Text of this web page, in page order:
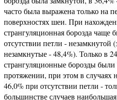
часто была выражена только на
поверхностях шеи. При
странгуляционная борозда чаще
отсутствии петли - незамкнутой
незамкнутые - 48,4%). Только в
странгуляционные борозды
протяжении, при этом в случаях
46,0% при отсутствии петли -
большинстве случаев